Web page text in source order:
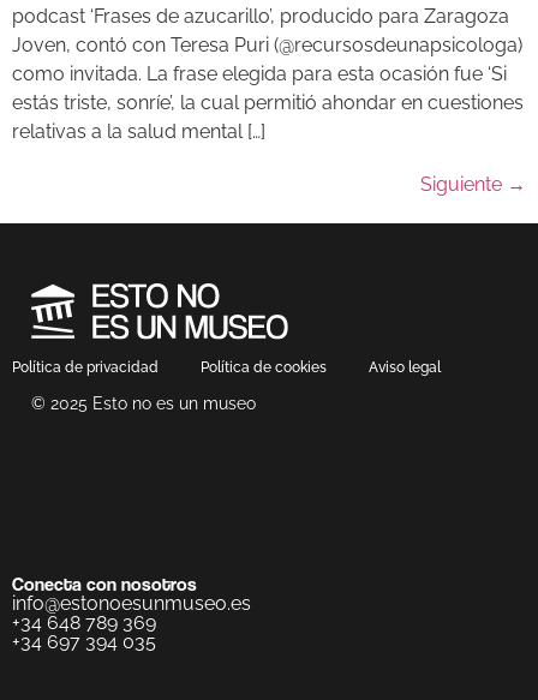
podcast ‘Frases de azucarillo’, producido para Zaragoza
Joven, contó con Teresa Puri (@recursosdeunapsicologa)
como invitada. La frase elegida para esta ocasión fue ‘Si
estás triste, sonríe’, la cual permitió ahondar en cuestiones
relativas a la salud mental […]
Siguiente →
Política de privacidad Política de cookies Aviso legal
© 2025 Esto no es un museo
Conecta con nosotros
info@estonoesunmuseo.es
+34 648 789 369
+34 697 394 035